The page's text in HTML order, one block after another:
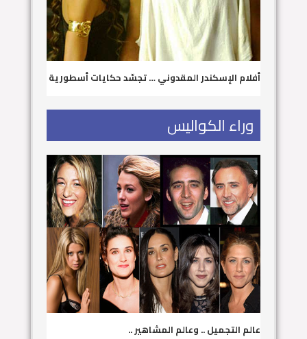
أفلام الإسكندر المقدوني … تجسّد حكايات أسطورية
وراء الكواليس
عالم التجميل .. وعالم المشاهير ..